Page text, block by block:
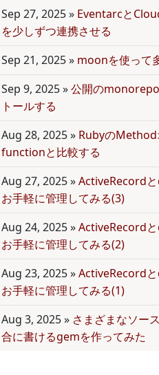
Sep 27, 2025» Eventarcと
を少しずつ連携させる
Sep 21, 2025» moonを使って
Sep 9, 2025»公開の
トールする
Aug 28, 2025» RubyのMethod
functionと比較する
Aug 27, 2025»ActiveRecord
お手軽に管理してみる(3)
Aug 24, 2025»ActiveRecord
お手軽に管理してみる(2)
Aug 23, 2025»ActiveRecord
お手軽に管理してみる(1)
Aug 3, 2025» さまざまなソー
合に書けるgemを作ってみた